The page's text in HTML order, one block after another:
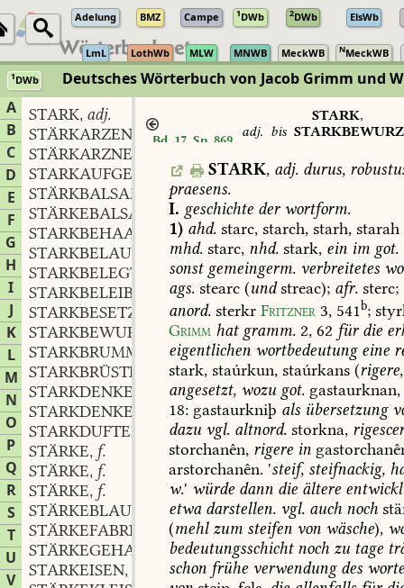
Adelung BMZ Campe 1DWb 2DWb ElsWb
LmL LothWb MLW MNWB MeckWB NMeckWB
1DWb Deutsches Wörterbuch von Jacob Grimm und
A
B
C
D
E
F
G
H
I
J
K
L
M
N
O
P
Q
R
S
T
U
V
STARK, adj.
STÄRKARZENEI,f.
STÄRKARZNEI
STARKAUFGETRAGEN, adj.
STÄRKBALSAM
m.
STÄRKEBALSAM
m.
STARKBEHAART
adj.
STARKBELAUBT
adj.
STARKBELEGT
adj.
STARKBELEIBT
adj.
STARKBESETZT
adj.
STARKBEWURZELT,adj.
STARKBRUMMER
m.
STARKBRÜSTIG
adj.
STARKDENKEND
adj.
STARKDENKER
STARKDUFTEND
adj.
STÄRKE, f.
STÄRKE, f.
STÄRKE, f.
STÄRKEBLAU
STÄRKEFABRIK
STÄRKEGEHALT
m.
STARKEISEN,
Bd. 17, Sp. 869
STARK,
adj. bis
STARK, adj. durus,
praesens.
I. geschichte derwortform.
1) ahd. starc, starch, starh, starah
mhd. starc, nhd. stark, ein im got.
sonstgemeingerm. verbreitetes
ags. stearc (undstreac); afr. sterc;
anord. sterkr Fritzner 3, 541b;
Grimm hatgramm. 2, 62 fürdie
eigentlichen wortbedeutungeine
stark, staúrkun, staúrkans (rigere,
angesetzt, wozu got. gastaurknan,
18: gastaurkniþ als übersetzung
dazu vgl. altnord. storkna,
storchanên, rigere in
arstorchanên. 'steif, steifnackig,
w.' würde dann die ältere
etwadarstellen. vgl. auch noch
(mehlzum steifen von wäsche),
bedeutungsschichtnoch zu tage
schon frühe verwendungdes